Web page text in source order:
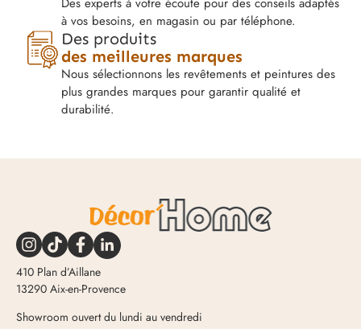
à vos besoins, en magasin ou par téléphone.
Des produits
des meilleures marques
Nous sélectionnons les revêtements et peintures des
plus grandes marques pour garantir qualité et
durabilité.
410 Plan d’Aillane
13290 Aix-en-Provence
Showroom ouvert du lundi au vendredi